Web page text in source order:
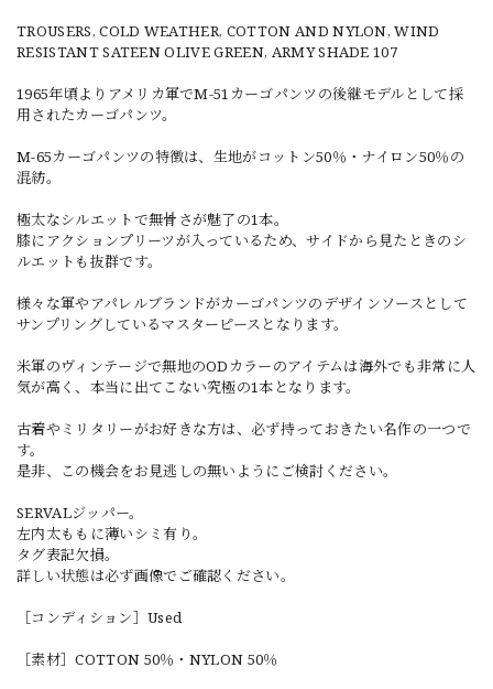
TROUSERS, COLD WEATHER, COTTON AND NYLON, WIND
RESISTANT SATEEN OLIVE GREEN, ARMY SHADE 107
1965年頃よりアメリカ軍でM-51カーゴパンツの後継モデルとして採
用されたカーゴパンツ。
M-65カーゴパンツの特徴は、生地がコットン50％・ナイロン50％の
混紡。
極太なシルエットで無骨さが魅了の1本。
膝にアクションプリーツが入っているため、サイドから見たときのシ
ルエットも抜群です。
様々な軍やアパレルブランドがカーゴパンツのデザインソースとして
サンプリングしているマスターピースとなります。
米軍のヴィンテージで無地のODカラーのアイテムは海外でも非常に人
気が高く、本当に出てこない究極の1本となります。
古着やミリタリーがお好きな方は、必ず持っておきたい名作の一つで
す。
是非、この機会をお見逃しの無いようにご検討ください。
SERVALジッパー。
左内太ももに薄いシミ有り。
タグ表記欠損。
詳しい状態は必ず画像でご確認ください。
［コンディション］Used
［素材］COTTON 50％・NYLON 50％